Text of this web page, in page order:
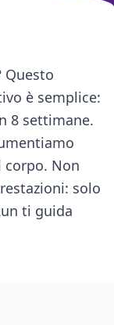
Questo
è semplice:
8 settimane.
Non
solo
ti guida